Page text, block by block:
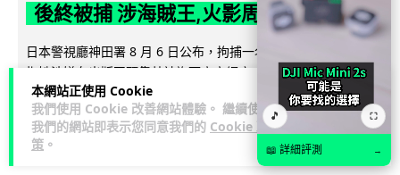
本網站正使用 Cookie
我們使用 Cookie 改善網站體驗。 繼續使用
我們的網站即表示您同意我們的 Cookie 政
策 。
後終被捕 涉海賊王,火影周邊產品
日本警視廳神田署 8 月 6 日公布，拘捕一名 32 歲大阪女子，
指她涉嫌在出版巨頭集英社旗下官方網店「JUMP
CHARACTERS ST... 閱讀全文
79 10↗ 分享
🎵 ⛶
📖 詳細評測 →